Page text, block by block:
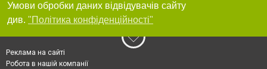
Умови обробки даних відвідувачів сайту
див. "Політика конфіденційності"
Реклама на сайті
Робота в нашій компанії